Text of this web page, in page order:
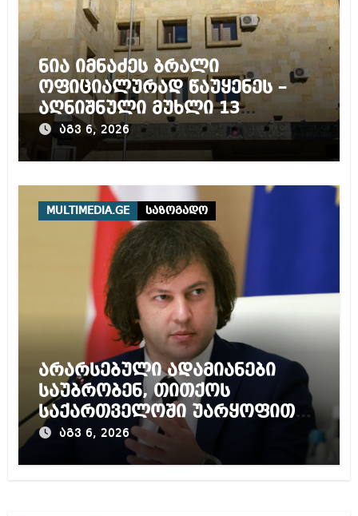
ნია იმნაძეს ბრალი
ოფიციალურად წაუყენეს –
აღნიშნული მუხლი 13
წლამდე პატიმრობას
ითვალისწინებს
აგვ 6, 2026
MULTIMEDIA.GE საზოგადო
არარსებული ადამიანები
საუბრობენ, თითქოს
საქართველოში უარყოფითი
გარემოა შექმნილი რუსი
ტურისტებისთვის, ჩვენი კარი
აგვ 6, 2026